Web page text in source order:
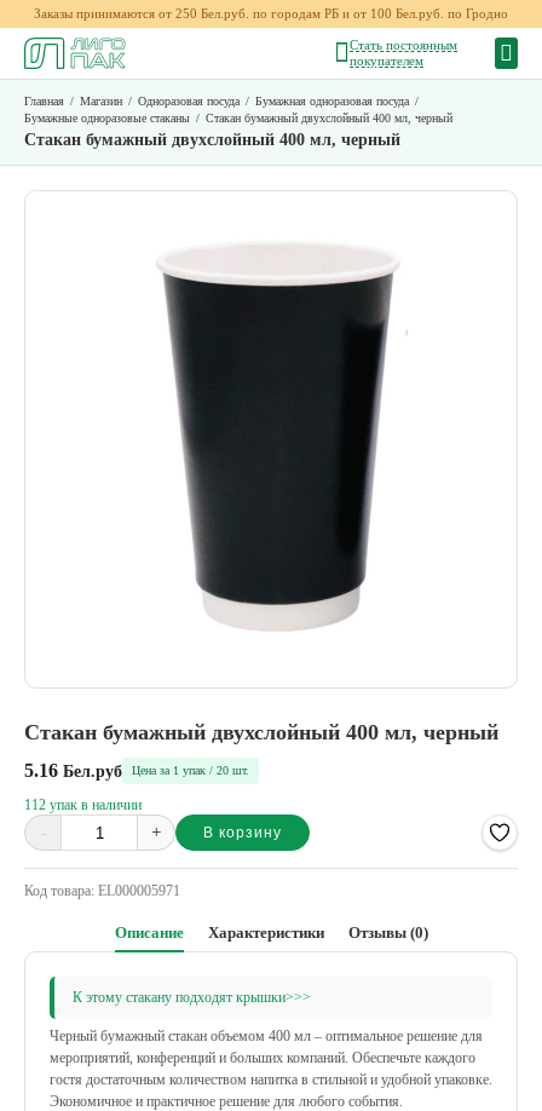
Заказы принимаются от 250 Бел.руб. по городам РБ и от 100 Бел.руб. по Гродно
Стать постоянным
покупателем
Главная / Магазин / Одноразовая посуда / Бумажная одноразовая посуда /
Бумажные одноразовые стаканы / Стакан бумажный двухслойный 400 мл, черный
Стакан бумажный двухслойный 400 мл, черный
Стакан бумажный двухслойный 400 мл, черный
5.16 Бел.руб Цена за 1 упак / 20 шт.
112 упак в наличии
- + В корзину
Alternative:
Код товара: EL000005971
Описание Характеристики Отзывы (0)
К этому стакану подходят крышки>>>
Черный бумажный стакан объемом 400 мл – оптимальное решение для
мероприятий, конференций и больших компаний. Обеспечьте каждого
гостя достаточным количеством напитка в стильной и удобной упаковке.
Экономичное и практичное решение для любого события.